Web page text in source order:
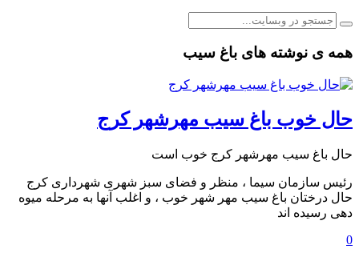
همه ی نوشته های باغ سیب
️حال خوب باغ سیب مهرشهر کرج
️حال باغ سیب مهرشهر کرج خوب است
رئیس سازمان سیما ، منظر و فضای سبز شهری شهرداری کرج
حال درختان باغ سیب مهر شهر خوب ، و اغلب آنها به مرحله میوه
دهی رسیده ‌اند
0